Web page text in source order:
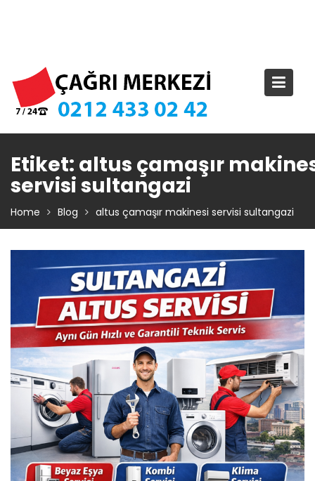
Etiket: altus çamaşır
servisi sultangazi
Home Blog altus çamaşır makinesi servisi sultangazi